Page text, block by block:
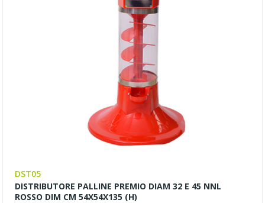
DST05
DISTRIBUTORE PALLINE PREMIO DIAM 32 E 45 NNL
ROSSO DIM CM 54X54X135 (H)